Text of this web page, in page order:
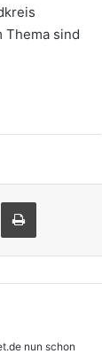
Thema sind
E-Mail Drucken
nun schon